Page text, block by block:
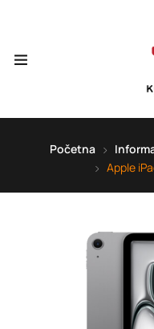
Početna
Apple